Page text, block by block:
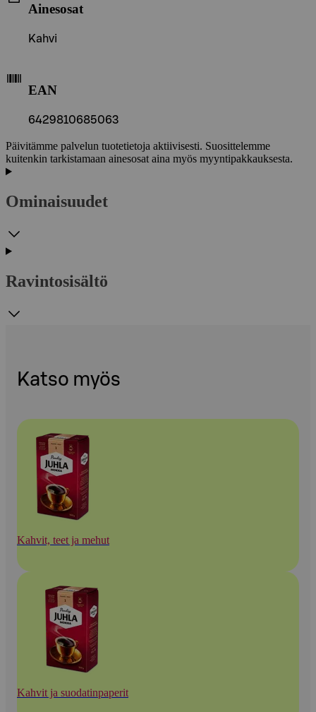
Ainesosat
Kahvi
EAN
6429810685063
Päivitämme palvelun tuotetietoja aktiivisesti. Suosittelemme
kuitenkin tarkistamaan ainesosat aina myös myyntipakkauksesta.
Ominaisuudet
Ravintosisältö
Katso myös
Kahvit, teet ja mehut
Kahvit ja suodatinpaperit